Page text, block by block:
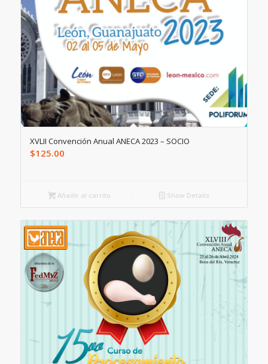
XVLII Convención Anual ANECA 2023 – SOCIO
$125.00
Añadir al carrito Show Details